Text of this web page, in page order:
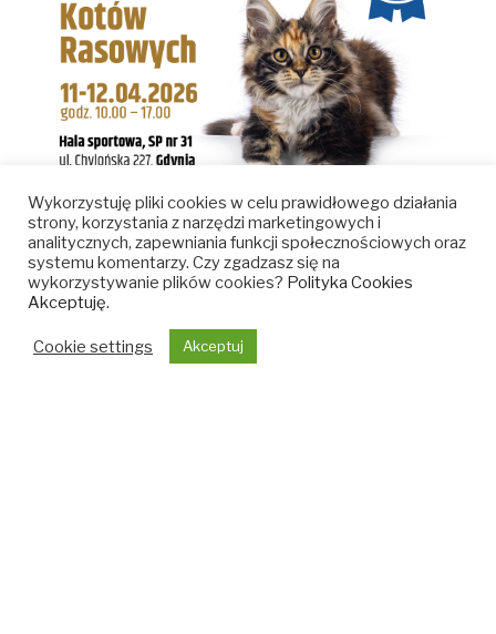
Wykorzystuję pliki cookies w celu prawidłowego działania
strony, korzystania z narzędzi marketingowych i
analitycznych, zapewniania funkcji społecznościowych oraz
systemu komentarzy. Czy zgadzasz się na
wykorzystywanie plików cookies? Polityka Cookies
Akceptuję.
Cookie settings Akceptuj